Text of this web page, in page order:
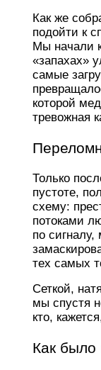
Как же
подойти к
Мы начали
«запахах»
самые
которой
тревожная
Только
пустоте,
схему:
потоками
по
тех самых
Сеткой,
мы спустя
кто,
Как было